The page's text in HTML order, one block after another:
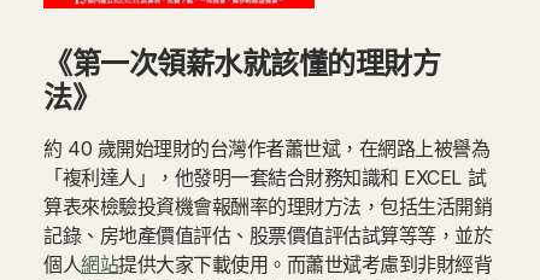
《第一次領薪水就該懂的理財方
法》
約 40 歲開始理財的台灣作者蕭世斌，在網路上被譽為
「複利達人」，他發明一套結合財務知識和 EXCEL 試
算表來檢驗投資機會報酬率的理財方法，包括生活開銷
記錄、房地產價值評估、股票價值評估試算等等，並於
個人網站提供大家下載使用。而蕭世斌考慮到非財經背